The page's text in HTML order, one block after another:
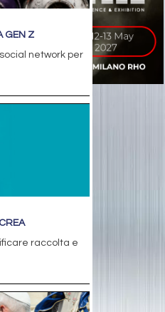
GEN Z
network per
raccolta e